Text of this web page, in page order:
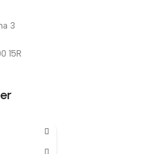
3
15R